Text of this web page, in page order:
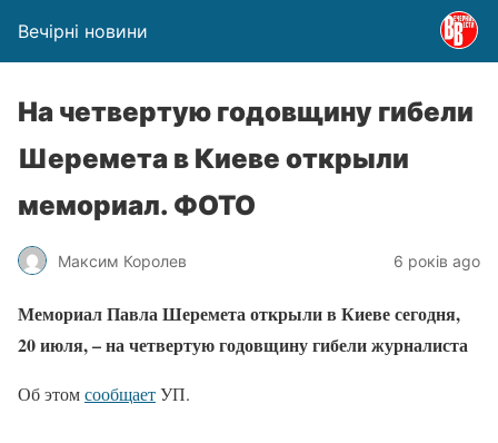
Вечірні новини
На четвертую годовщину гибели
Шеремета в Киеве открыли
мемориал. ФОТО
Максим Королев 6 років ago
Мемориал Павла Шеремета открыли в Киеве сегодня,
20 июля, – на четвертую годовщину гибели журналиста
Об этомсообщаетУП.